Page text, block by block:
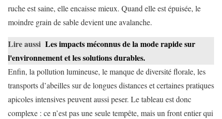
ruche est saine, elle encaisse mieux. Quand elle est épuisée, le
moindre grain de sable devient une avalanche.
Lire aussi Les impacts méconnus de la mode rapide sur
l'environnement et les solutions durables.
Enfin, la pollution lumineuse, le manque de diversité florale, les
transports d’abeilles sur de longues distances et certaines pratiques
apicoles intensives peuvent aussi peser. Le tableau est donc
complexe : ce n’est pas une seule tempête, mais un front entier qui